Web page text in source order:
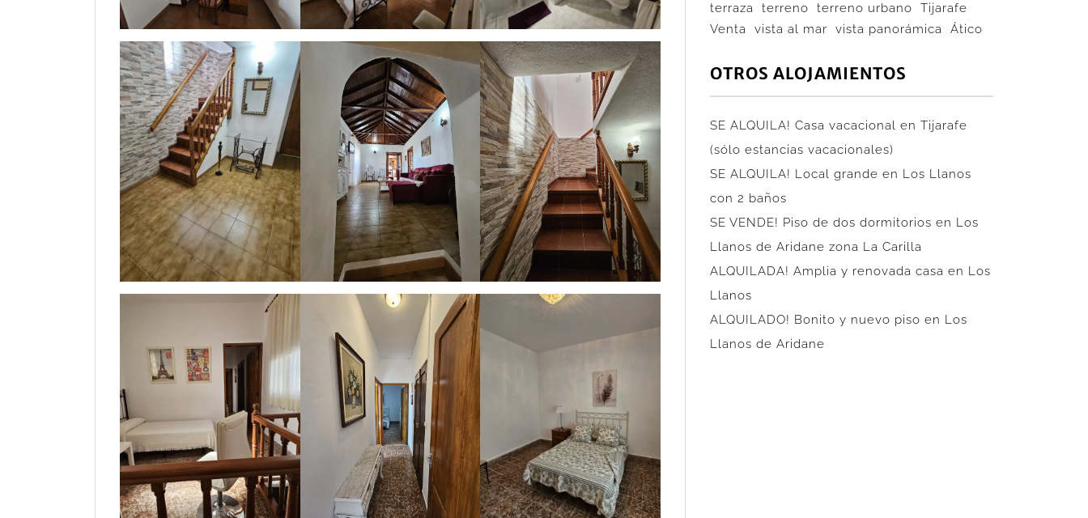
terraza
terreno terreno urbano
Tijarafe
Venta
vista al mar vista panorámica Ático
OTROS ALOJAMIENTOS
SE ALQUILA! Casa vacacional en Tijarafe
(sólo estancias vacacionales)
SE ALQUILA! Local grande en Los Llanos
con 2 baños
SE VENDE! Piso de dos dormitorios en Los
Llanos de Aridane zona La Carilla
ALQUILADA! Amplia y renovada casa en Los
Llanos
ALQUILADO! Bonito y nuevo piso en Los
Llanos de Aridane